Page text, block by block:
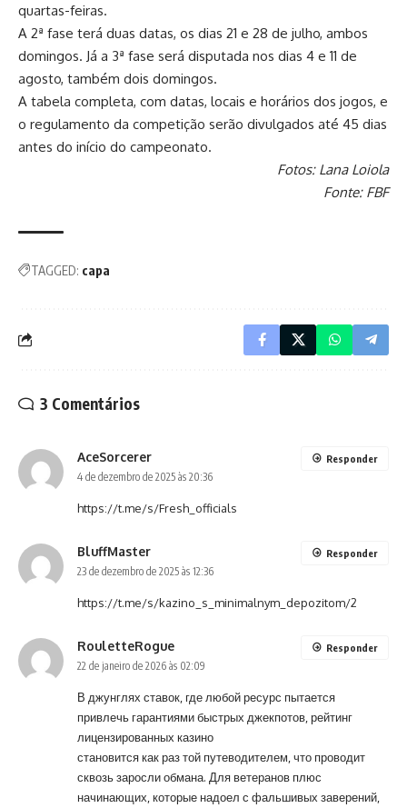
quartas-feiras.
A 2ª fase terá duas datas, os dias 21 e 28 de julho, ambos
domingos. Já a 3ª fase será disputada nos dias 4 e 11 de
agosto, também dois domingos.
A tabela completa, com datas, locais e horários dos jogos, e
o regulamento da competição serão divulgados até 45 dias
antes do início do campeonato.
Fotos: Lana Loiola
Fonte: FBF
TAGGED: capa
3 Comentários
AceSorcerer
4 de dezembro de 2025 às 20:36
https://t.me/s/Fresh_officials
Responder
BluffMaster
23 de dezembro de 2025 às 12:36
https://t.me/s/kazino_s_minimalnym_depozitom/2
Responder
RouletteRogue
22 de janeiro de 2026 às 02:09
В джунглях ставок, где любой ресурс пытается
привлечь гарантиями быстрых джекпотов, рейтинг
лицензированных казино
становится как раз той путеводителем, что проводит
сквозь заросли обмана. Для ветеранов плюс
начинающих, которые надоел с фальшивых заверений,
Responder